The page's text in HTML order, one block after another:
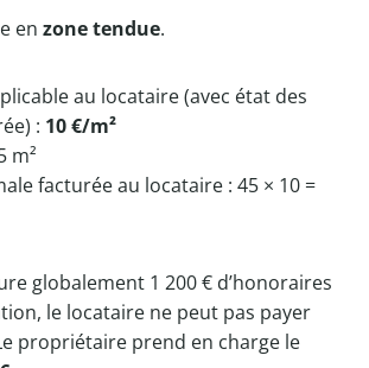
en zone tendue.
au locataire (avec état des
: 10 €/m²
m²
facturée au locataire : 45 × 10 =
globalement 1 200 € d’honoraires
le locataire ne peut pas payer
propriétaire prend en charge le